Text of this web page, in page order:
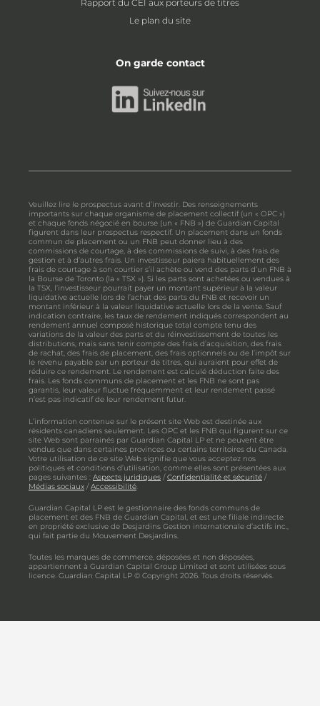
Rapport du CEI aux porteurs de titres
Le plan du site
On garde contact
Veuillez lire le prospectus avant d’investir. Des renseignements
importants sur chaque organisme de placement collectif (un « OPC »)
et chaque fonds négocié en bourse (un « FNB ») de Guardian Capital
figurent dans leur prospectus respectif. Un placement dans un fonds
commun de placement ou un FNB peut donner lieu à des
commissions de courtage, à des commissions de suivi, à des frais de
gestion et à d’autres frais. Un investisseur paiera habituellement des
frais de courtage à son courtier s’il achète ou vend des parts d’un FNB à
la Bourse de Toronto (la « TSX »). Si les parts sont achetées ou vendues à
la TSX, l’investisseur pourrait payer un montant supérieur à la valeur
liquidative actuelle lors de l’achat des parts du FNB et recevoir un
montant inférieur à la valeur liquidative actuelle lors de la vente. Sauf
indication contraire, les taux de rendement indiqués correspondent au
rendement annuel composé historique total compte tenu des
variations de la valeur des parts et du réinvestissement de toutes les
distributions, mais sans tenir compte des frais d’acquisition, des frais
de rachat, des frais de placement, des frais optionnels ou de l’impôt sur
le revenu payable par un porteur de titres, qui auraient pour effet de
réduire ce rendement. Le rendement est calculé déduction faite des
frais. Les fonds communs de placement et les FNB ne sont pas
garantis, leur valeur fluctue fréquemment et leur rendement passé
n’est pas indicatif de leur rendement futur.
L’information contenue sur le présent site Web est destinée aux
résidents canadiens seulement. Les OPC et les FNB qui figurent sur ce
site Web sont parrainés par Guardian Capital LP et ne peuvent être
vendus que dans certaines provinces ou certains territoires du Canada.
Votre utilisation de ce site Web signifie que vous acceptez nos
politiques et conditions d’utilisation, comme elles sont présentées aux
pages suivantes : Aspects juridiques /Confidentialité et sécurité /
Médias sociaux /Accessibilité
Guardian Capital LP est le gestionnaire des fonds communs de
placement et des FNB de Guardian Capital, et est une filiale indirecte
en propriété exclusive de Desjardins Gestion internationale d’actifs inc.,
qui fait partie du Mouvement Desjardins.
Toutes les marques de commerce, déposées et non déposées,
appartiennent à Guardian Capital Group Limited et sont utilisées sous
licence. Guardian Capital LP © Copyright 2026. Tous droits réservés.